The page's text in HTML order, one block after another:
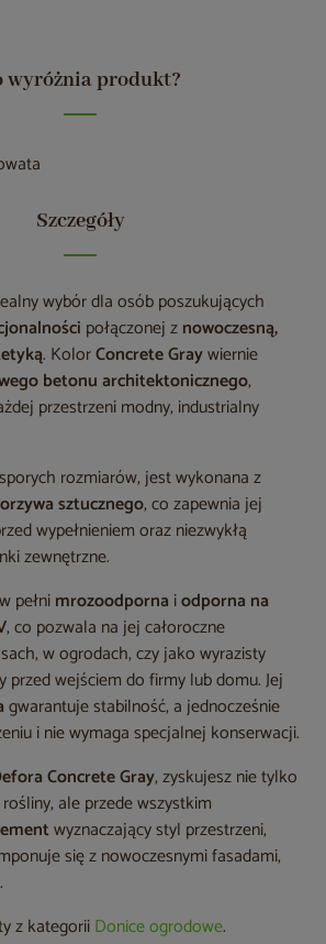
wyróżnia produkt?
Szczegóły
wybór dla osób poszukujących
połączonej znowoczesną,
. KolorConcrete Graywiernie
betonu architektonicznego,
przestrzeni modny, industrialny
rozmiarów, jest wykonana z
sztucznego, co zapewnia jej
wypełnieniem oraz niezwykłą
zewnętrzne.
pełnimrozoodporna iodporna na
, co pozwala na jej całoroczne
w ogrodach, czy jako wyrazisty
przed wejściem do firmy lub domu. Jej
gwarantuje stabilność, a jednocześnie
i nie wymaga specjalnej konserwacji.
Concrete Gray, zyskujesz nie tylko
ale przede wszystkim
wyznaczający styl przestrzeni,
się z nowoczesnymi fasadami,
z kategoriiDonice ogrodowe.